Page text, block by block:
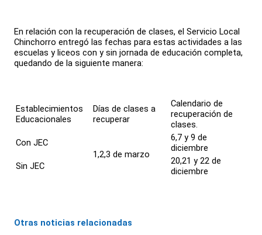
En relación con la recuperación de clases, el Servicio Local
Chinchorro entregó las fechas para estas actividades a las
escuelas y liceos con y sin jornada de educación completa,
quedando de la siguiente manera:
Establecimientos
Educacionales
Días de clases a
recuperar
Calendario de
recuperación de
clases.
Con JEC
1,2,3 de marzo
6,7 y 9 de
diciembre
Sin JEC
20,21 y 22 de
diciembre
Otras noticias relacionadas